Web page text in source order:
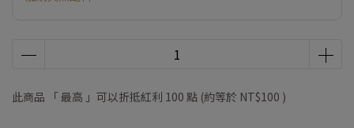
此商品 「 最高 」可以折抵紅利 100 點 (約等於 NT$100 )